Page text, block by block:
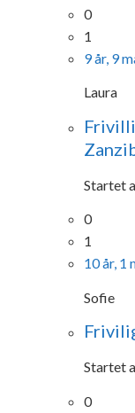
0
1
9 år, 9
Laura
Startet
0
1
10 år, 1
Sofie
Startet
0